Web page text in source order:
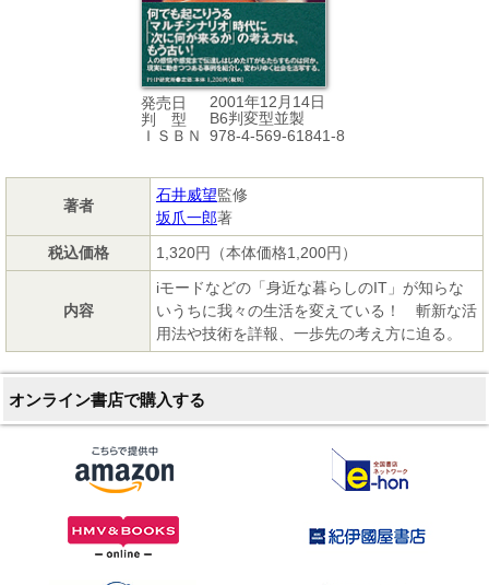
発売日
2001年12月14日
判 型
B6判変型並製
ＩＳＢＮ
978-4-569-61841-8
著者
石井威望監修
坂爪一郎著
税込価格
1,320円（本体価格1,200円）
内容
iモードなどの「身近な暮らしのIT」が知らな
いうちに我々の生活を変えている！ 斬新な活
用法や技術を詳報、一歩先の考え方に迫る。
オンライン書店で購入する